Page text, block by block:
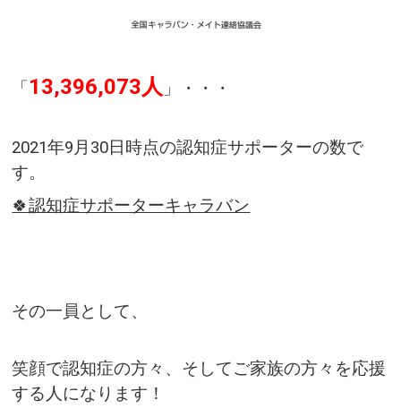
「 13,396,073人 」・・・
2021年9月30日時点の認知症サポーターの数で
す。
🍀認知症サポーターキャラバン
その一員として、
笑顔で認知症の方々、そしてご家族の方々を応援
する人になります！